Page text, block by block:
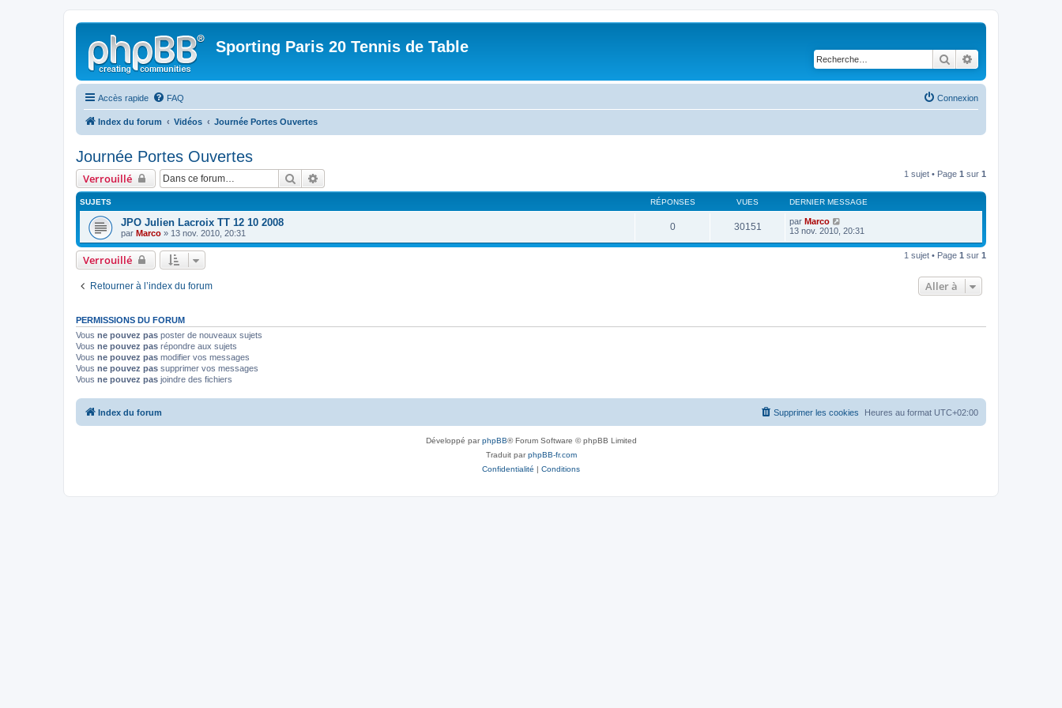
Sporting Paris 20 Tennis de Table
Rechercher
Accès rapide FAQ Connexion
Index du forum Vidéos Journée Portes Ouvertes
Journée Portes Ouvertes
Verrouillé Rechercher 1 sujet • Page 1 sur 1
SUJETS RÉPONSES VUES DERNIER MESSAGE
JPO Julien Lacroix TT 12 10 2008
par Marco » 13 nov. 2010, 20:31
0 30151 par Marco
13 nov. 2010, 20:31
Verrouillé 1 sujet • Page 1 sur 1
Retourner à l’index du forum Aller à
PERMISSIONS DU FORUM
Vous ne pouvez pas poster de nouveaux sujets
Vous ne pouvez pas répondre aux sujets
Vous ne pouvez pas modifier vos messages
Vous ne pouvez pas supprimer vos messages
Vous ne pouvez pas joindre des fichiers
Index du forum Heures au format UTC+02:00
Supprimer les cookies
Développé parphpBB® Forum Software © phpBB Limited
Traduit parphpBB-fr.com
Confidentialité | Conditions